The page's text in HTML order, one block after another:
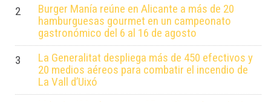
2
Burger Manía reúne en Alicante a más de 20
hamburguesas gourmet en un campeonato
gastronómico del 6 al 16 de agosto
3
La Generalitat despliega más de 450 efectivos y
20 medios aéreos para combatir el incendio de
La Vall d’Uixó